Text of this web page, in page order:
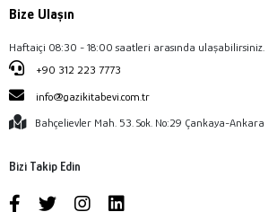
Bize Ulaşın
Haftaiçi 08:30 - 18:00 saatleri arasında ulaşabilirsiniz.
+90 312 223 7773
info@gazikitabevi.com.tr
Bahçelievler Mah. 53. Sok. No:29 Çankaya-Ankara
Bizi Takip Edin